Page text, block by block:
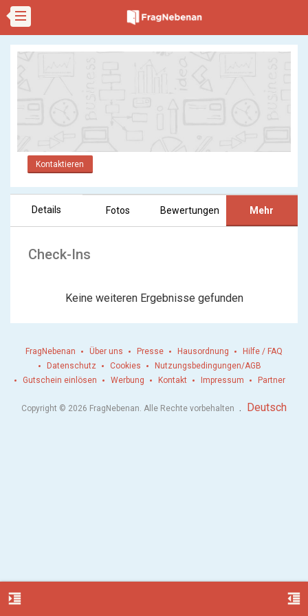
Kontaktieren
Details Fotos Bewertungen Mehr
Check-Ins
Keine weiteren Ergebnisse gefunden
format_indent_increase format_indent_decrease
FragNebenan Über uns Presse Hausordnung
Hilfe / FAQ
Datenschutz
Cookies
Nutzungsbedingungen/AGB
Gutschein einlösen
Werbung Kontakt Impressum Partner
Copyright © 2026 FragNebenan. Alle Rechte vorbehalten . Deutsch